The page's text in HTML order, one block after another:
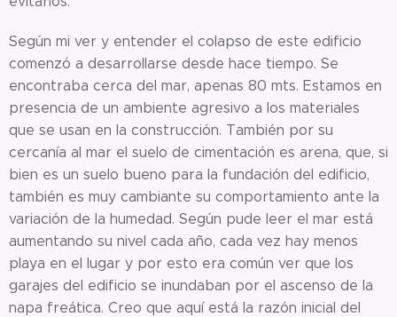
Según mi ver y entender el colapso de este edificio
comenzó a desarrollarse desde hace tiempo. Se
encontraba cerca del mar, apenas 80 mts. Estamos en
presencia de un ambiente agresivo a los materiales
que se usan en la construcción. También por su
cercanía al mar el suelo de cimentación es arena, que, si
bien es un suelo bueno para la fundación del edificio,
también es muy cambiante su comportamiento ante la
variación de la humedad. Según pude leer el mar está
aumentando su nivel cada año, cada vez hay menos
playa en el lugar y por esto era común ver que los
garajes del edificio se inundaban por el ascenso de la
napa freática. Creo que aquí está la razón inicial del